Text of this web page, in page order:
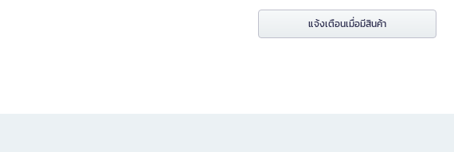
แจ้งเตือนเมื่อมีสินค้า